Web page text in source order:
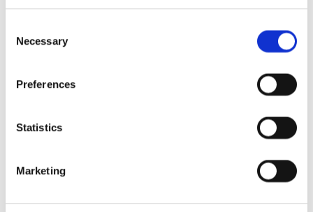
Selection
Necessary
Preferences
Statistics
Marketing
Euroflex fallskyddsmatta 40
mm - för fallhöjd 1,2 meter
Euroflex fallskyddsmatta 50
Euroflex fallskyddsmatta 60
mm – för fallhöjd 1,7 meter
mm - för fallhöjd 2,1 meter
Euroflex fallskyddsmatta 80
mm - för fallhöjd 2,4 meter
Euroflex fallskyddsmatta 90
meter